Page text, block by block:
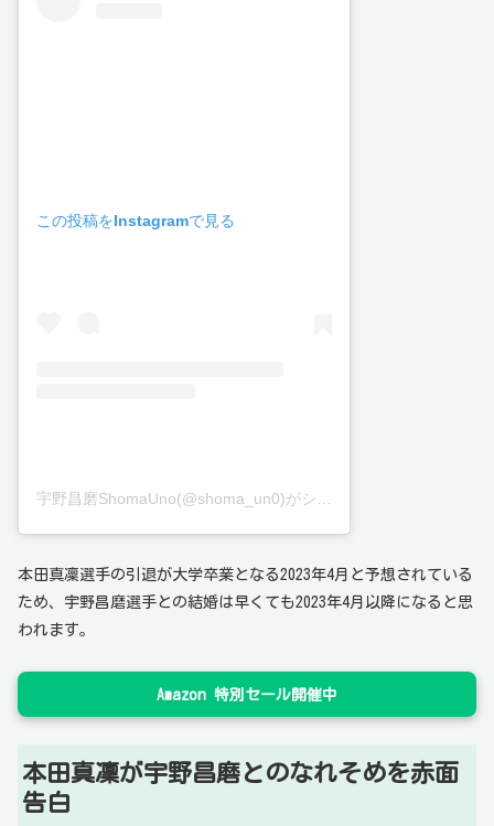
この投稿をInstagramで見る
本田真凜選手の引退が大学卒業となる2023年4月と予想されている
ため、宇野昌磨選手との結婚は早くても2023年4月以降になると思
われます。
Amazon 特別セール開催中
本田真凜が宇野昌磨とのなれそめを赤面
告白